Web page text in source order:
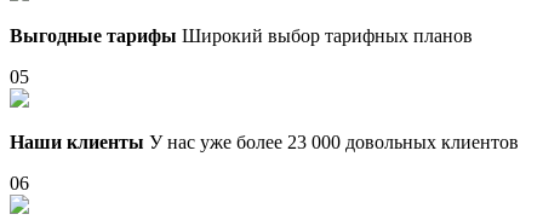
Выгодные тарифы Широкий выбор тарифных планов
05
Наши клиенты У нас уже более 23 000 довольных клиентов
06